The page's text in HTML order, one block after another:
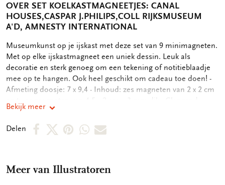
OVER SET KOELKASTMAGNEETJES: CANAL
HOUSES,CASPAR J.PHILIPS,COLL RIJKSMUSEUM
A'D, AMNESTY INTERNATIONAL
OMSCHRIJVING
Museumkunst op je ijskast met deze set van 9 minimagneten.
Met op elke ijskastmagneet een uniek dessin. Leuk als
decoratie en sterk genoeg om een tekening of notitieblaadje
mee op te hangen. Ook heel geschikt om cadeau toe doen! -
Afmeting doosje: 7 x 9,4 - Inhoud: zes magneten van 2 x 2 cm
en twee magneten van 4,5 x 2 cm, - 3 mm dik - Glanzend -
Eenzijdig full color bedrukt - Achterzijde voorzien van sterke
magneet
Bekijk meer
Delen
DeelDeelDeelDeelDeel
mail
Meer van Illustratoren